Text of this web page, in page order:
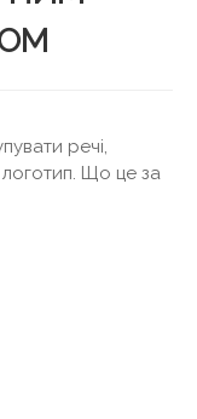
речі,
Що це за